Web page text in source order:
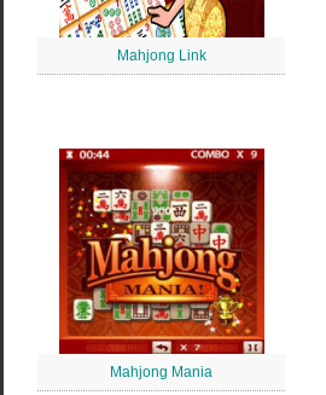
Mahjong Link
Mahjong Mania